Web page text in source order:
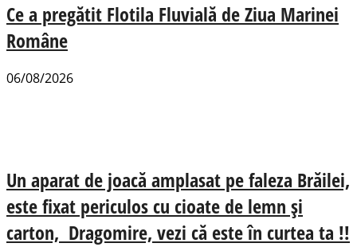
Ce a pregătit Flotila Fluvială de Ziua Marinei
Române
06/08/2026
Un aparat de joacă amplasat pe faleza Brăilei,
este fixat periculos cu cioate de lemn și
carton, Dragomire, vezi că este în curtea ta !!